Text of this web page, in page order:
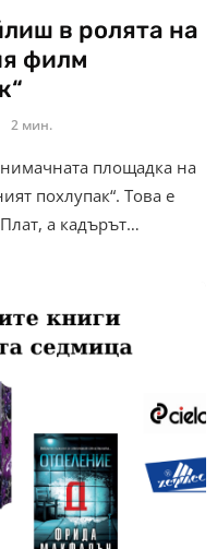
в ролята на
филм
2 мин.
площадка на
похлупак“. Това е
а кадърът…